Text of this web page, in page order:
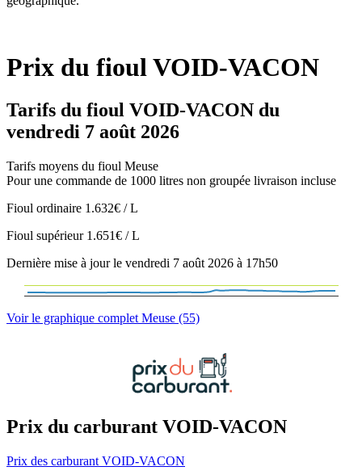
Prix du fioul VOID-VACON
Tarifs du fioul VOID-VACON du
vendredi 7 août 2026
Tarifs moyens du fioul Meuse
Pour une commande de 1000 litres non groupée livraison incluse
Fioul ordinaire 1.632€ / L
Fioul supérieur 1.651€ / L
Dernière mise à jour le vendredi 7 août 2026 à 17h50
Voir le graphique complet Meuse (55)
Prix du carburant VOID-VACON
Prix des carburant VOID-VACON